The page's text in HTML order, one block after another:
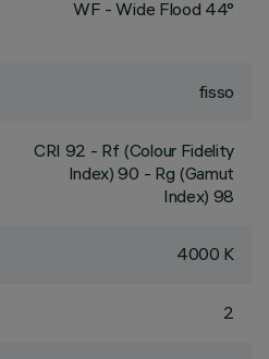
WF - Wide Flood 44°
fisso
CRI 92 - Rf (Colour Fidelity
Index) 90 - Rg (Gamut
Index) 98
4000 K
2